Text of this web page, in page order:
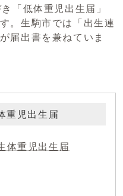
「低体重児出生届」
。生駒市では「出生連
届出書を兼ねていま
重児出生届
体重児出生届